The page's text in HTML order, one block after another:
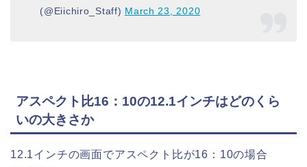
(@Eiichiro_Staff) March 23, 2020
アスペクト比16：10の12.1インチはどのくら
いの大きさか
12.1インチの画面でアスペクト比が16：10の場合